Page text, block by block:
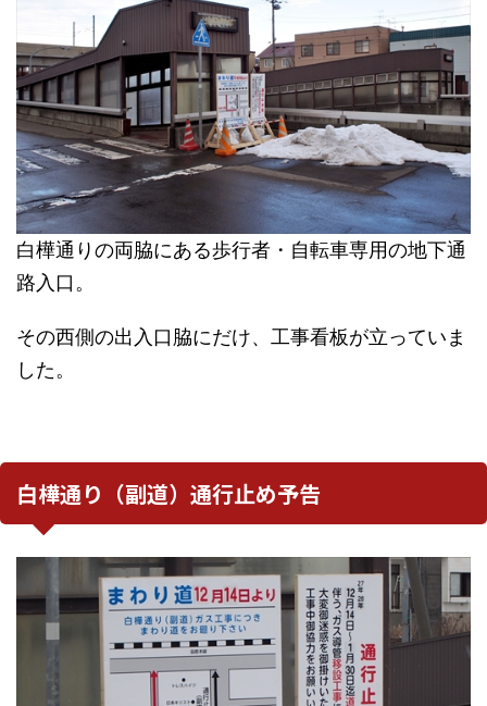
白樺通りの両脇にある歩行者・自転車専用の地下通
路入口。
その西側の出入口脇にだけ、工事看板が立っていま
した。
白樺通り（副道）通行止め予告